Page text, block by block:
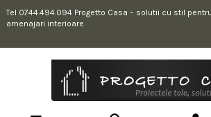
Tel 0744.494.094 Progetto Casa – solutii cu stil
amenajari interioare